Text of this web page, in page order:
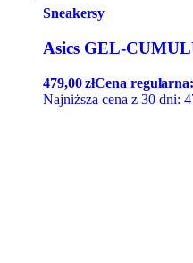
Sneakersy
Asics GEL-
479,00złCena
Najniższa cena z 30 dni: